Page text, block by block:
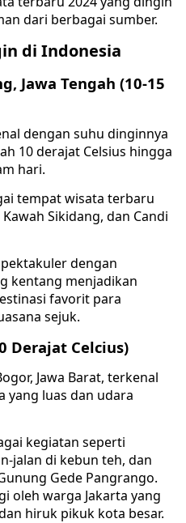
dari berbagai sumber.
di Indonesia
Jawa Tengah (10-15
dengan suhu dinginnya
10 derajat Celsius hingga
hari.
tempat wisata terbaru
Sikidang, dan Candi
dengan
kentang menjadikan
favorit para
sejuk.
Derajat Celcius)
Jawa Barat, terkenal
yang luas dan udara
kegiatan seperti
jalan di kebun teh, dan
Gede Pangrango.
oleh warga Jakarta yang
hiruk pikuk kota besar.